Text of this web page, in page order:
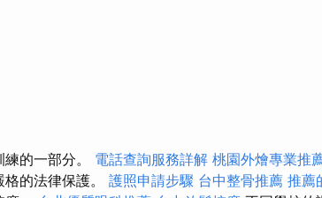
的一部分。 電話查詢服務詳解 桃園外燴專業推
的法律保護。 護照申請步驟 台中整骨推薦 推薦